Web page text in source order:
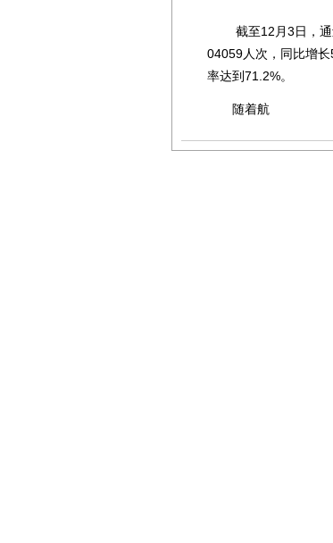
截至12月3日，通辽
04059人次，同比增
率达到71.2%。
随着航